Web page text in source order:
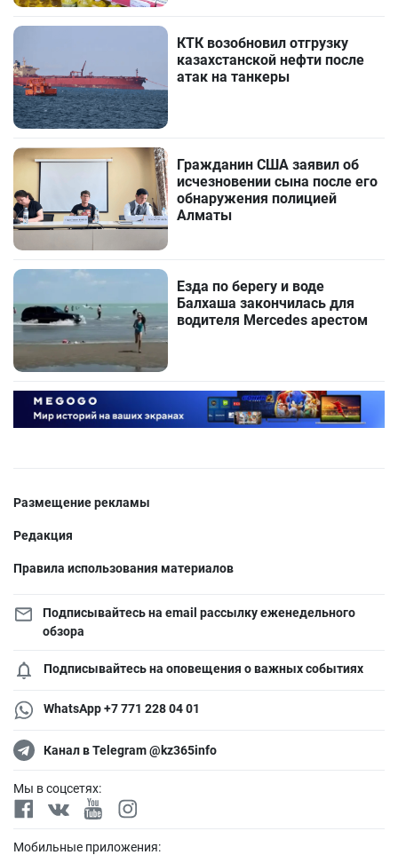
КТК возобновил отгрузку
казахстанской нефти после
атак на танкеры
Гражданин США заявил об
исчезновении сына после его
обнаружения полицией
Алматы
Езда по берегу и воде
Балхаша закончилась для
водителя Mercedes арестом
Размещение рекламы
Редакция
Правила использования материалов
Подписывайтесь на email рассылку еженедельного
обзора
Подписывайтесь на оповещения о важных событиях
WhatsApp +7 771 228 04 01
Канал в Telegram @kz365info
Мы в соцсетях:
Мобильные приложения: